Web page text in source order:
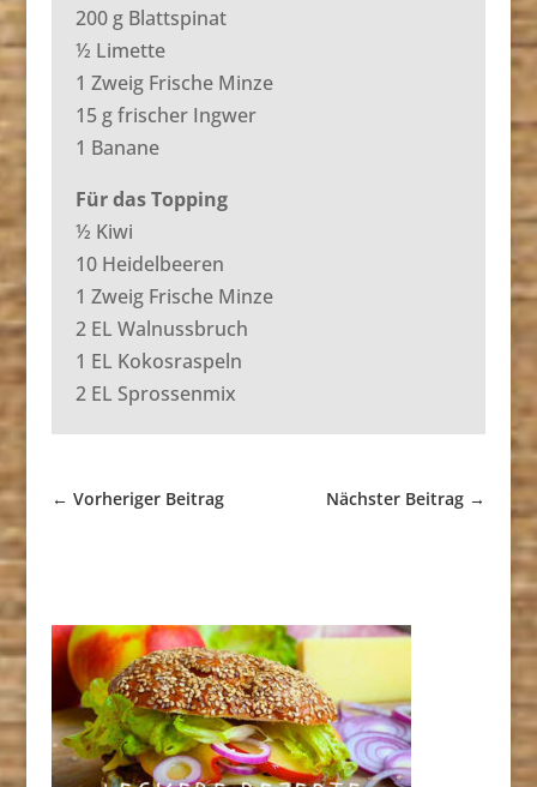
200 g Blattspinat
½ Limette
1 Zweig Frische Minze
15 g frischer Ingwer
1 Banane
Für das Topping
½ Kiwi
10 Heidelbeeren
1 Zweig Frische Minze
2 EL Walnussbruch
1 EL Kokosraspeln
2 EL Sprossenmix
← Vorheriger Beitrag Nächster Beitrag →